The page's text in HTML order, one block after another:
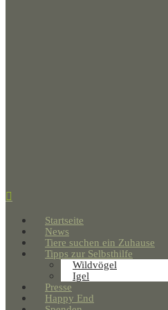
Startseite
News
Tiere suchen ein Zuhause
Tipps zur Selbsthilfe
Wildvögel
Igel
Presse
Happy End